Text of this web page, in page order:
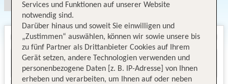
Services und Funktionen auf unserer Website
notwendig sind.
Darüber hinaus und soweit Sie einwilligen und
„Zustimmen“ auswählen, können wir sowie unsere bis
zu fünf Partner als Drittanbieter Cookies auf Ihrem
Gerät setzen, andere Technologien verwenden und
personenbezogene Daten [z. B. IP-Adresse] von Ihnen
erheben und verarbeiten, um Ihnen auf oder neben